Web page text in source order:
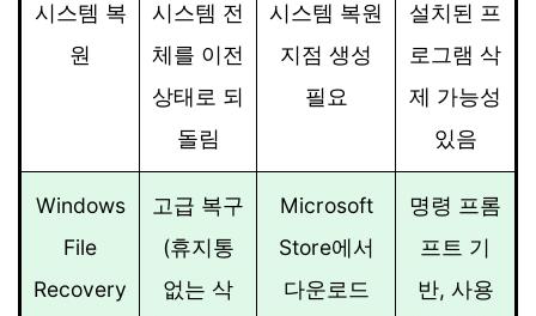
시스템 복
원
시스템 전
체를 이전
상태로 되
돌림
시스템 복원
지점 생성
필요
설치된 프
로그램 삭
제 가능성
있음
Windows
File
Recovery
고급 복구
(휴지통
없는 삭
Microsoft
Store에서
다운로드
명령 프롬
프트 기
반, 사용